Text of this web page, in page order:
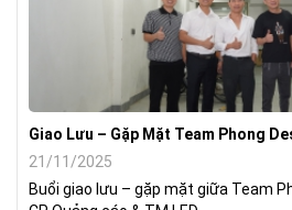
Giao Lưu – Gặp Mặt Team Phong
21/11/2025
Buổi giao lưu – gặp mặt giữa Team